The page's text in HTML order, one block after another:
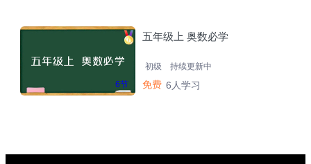
6节
五年级上 奥数必学
初级 持续更新中
免费 6人学习